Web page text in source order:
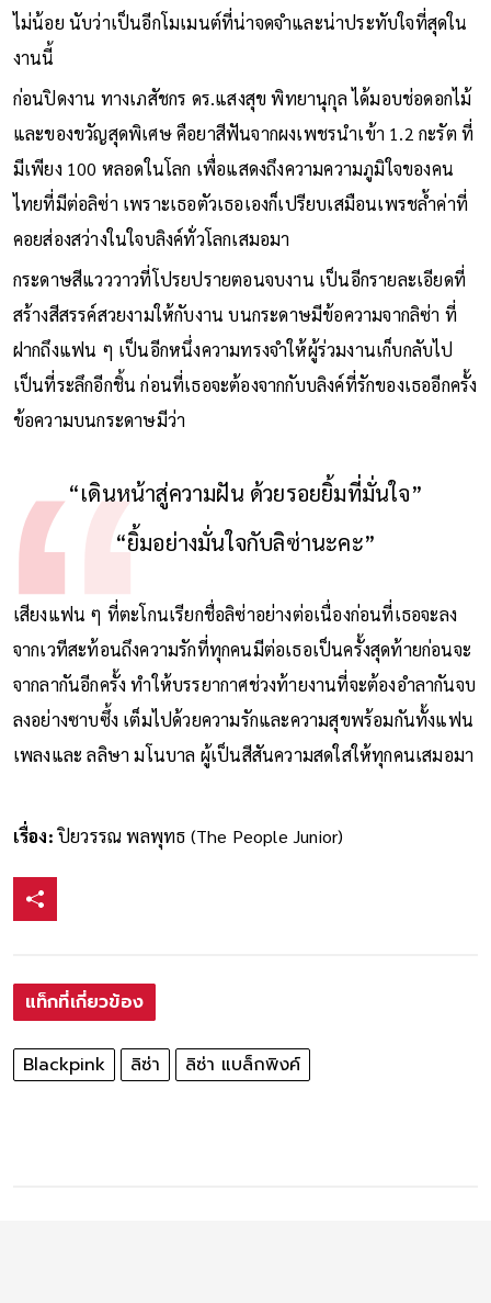
ไม่น้อย นับว่าเป็นอีกโมเมนต์ที่น่าจดจำและน่าประทับใจที่สุดใน
งานนี้
ก่อนปิดงาน ทางเภสัชกร ดร.แสงสุข พิทยานุกุล ได้มอบช่อดอกไม้
และของขวัญสุดพิเศษ คือยาสีฟันจากผงเพชรนำเข้า 1.2 กะรัต ที่
มีเพียง 100 หลอดในโลก เพื่อแสดงถึงความความภูมิใจของคน
ไทยที่มีต่อลิซ่า เพราะเธอตัวเธอเองก็เปรียบเสมือนเพรชล้ำค่าที่
คอยส่องสว่างในใจบลิงค์ทั่วโลกเสมอมา
กระดาษสีแวววาวที่โปรยปรายตอนจบงาน เป็นอีกรายละเอียดที่
สร้างสีสรรค์สวยงามให้กับงาน บนกระดาษมีข้อความจากลิซ่า ที่
ฝากถึงแฟน ๆ เป็นอีกหนึ่งความทรงจำให้ผู้ร่วมงานเก็บกลับไป
เป็นที่ระลึกอีกชิ้น ก่อนที่เธอจะต้องจากกับบลิงค์ที่รักของเธออีกครั้ง
ข้อความบนกระดาษมีว่า
“เดินหน้าสู่ความฝัน ด้วยรอยยิ้มที่มั่นใจ”
“ยิ้มอย่างมั่นใจกับลิซ่านะคะ”
เสียงแฟน ๆ ที่ตะโกนเรียกชื่อลิซ่าอย่างต่อเนื่องก่อนที่เธอจะลง
จากเวทีสะท้อนถึงความรักที่ทุกคนมีต่อเธอเป็นครั้งสุดท้ายก่อนจะ
จากลากันอีกครั้ง ทำให้บรรยากาศช่วงท้ายงานที่จะต้องอำลากันจบ
ลงอย่างซาบซึ้ง เต็มไปด้วยความรักและความสุขพร้อมกันทั้งแฟน
เพลงและ ลลิษา มโนบาล ผู้เป็นสีสันความสดใสให้ทุกคนเสมอมา
เรื่อง:ปิยวรรณ พลพุทธ (The People Junior)
แท็กที่เกี่ยวข้อง
Blackpink ลิซ่า ลิซ่า แบล็กพิงค์